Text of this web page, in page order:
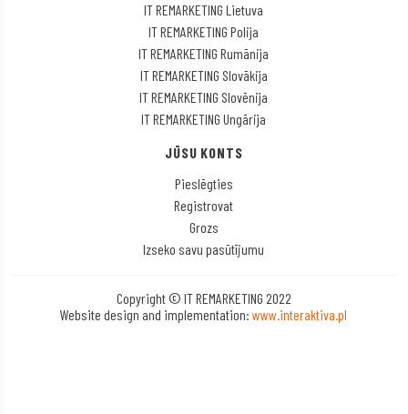
IT REMARKETING Lietuva
IT REMARKETING Polija
IT REMARKETING Rumānija
IT REMARKETING Slovākija
IT REMARKETING Slovēnija
IT REMARKETING Ungārija
JŪSU KONTS
Pieslēgties
Registrovat
Grozs
Izseko savu pasūtījumu
Copyright © IT REMARKETING 2022
Website design and implementation:www.interaktiva.pl